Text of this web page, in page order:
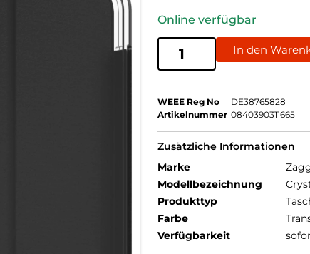
Online verfügbar
In den
WEEE Reg No
DE38765828
Artikelnummer 0840390311665
Zusätzliche Informationen
Marke
Modellbezeichnung
Produkttyp
Farbe
Verfügbarkeit